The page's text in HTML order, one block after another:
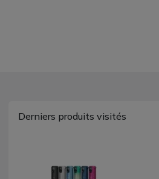
Derniers produits visités